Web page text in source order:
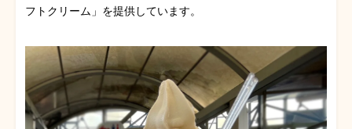
フトクリーム」を提供しています。